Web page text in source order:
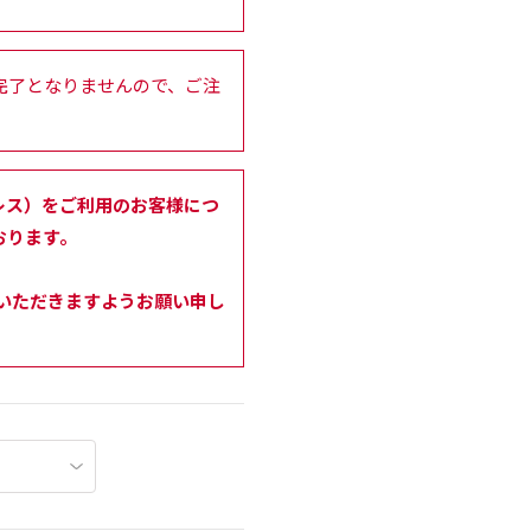
了となりませんので、ご注
）をご利用のお客様につ
ます。
ただきますようお願い申し